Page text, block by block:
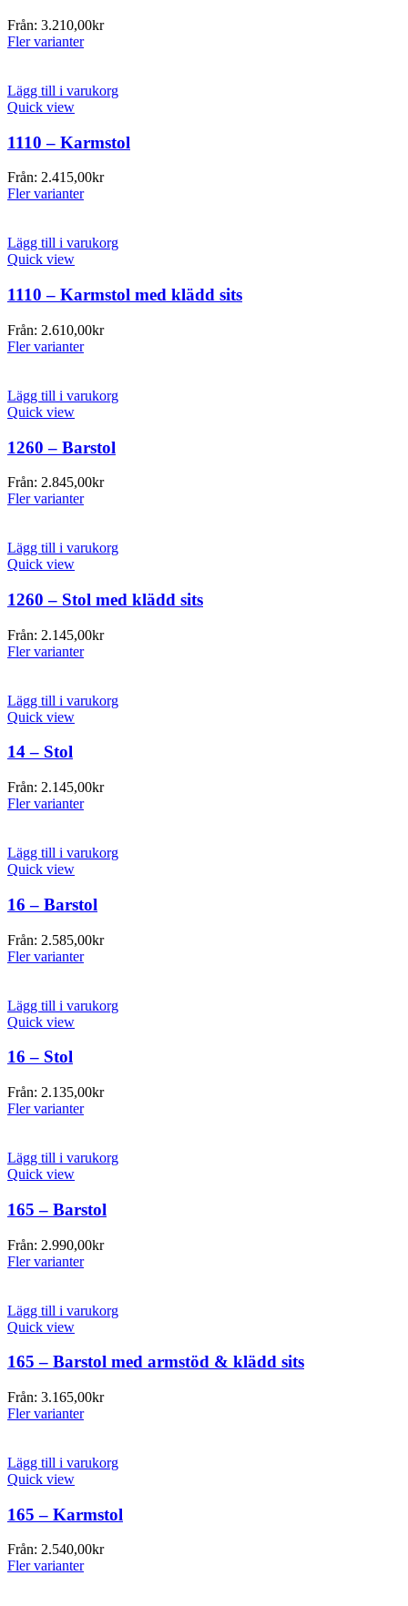
Från: 3.210,00kr
Fler varianter
Lägg till i varukorg
Quick view
1110 – Karmstol
Från: 2.415,00kr
Fler varianter
Lägg till i varukorg
Quick view
1110 – Karmstol med klädd sits
Från: 2.610,00kr
Fler varianter
Lägg till i varukorg
Quick view
1260 – Barstol
Från: 2.845,00kr
Fler varianter
Lägg till i varukorg
Quick view
1260 – Stol med klädd sits
Från: 2.145,00kr
Fler varianter
Lägg till i varukorg
Quick view
14 – Stol
Från: 2.145,00kr
Fler varianter
Lägg till i varukorg
Quick view
16 – Barstol
Från: 2.585,00kr
Fler varianter
Lägg till i varukorg
Quick view
16 – Stol
Från: 2.135,00kr
Fler varianter
Lägg till i varukorg
Quick view
165 – Barstol
Från: 2.990,00kr
Fler varianter
Lägg till i varukorg
Quick view
165 – Barstol med armstöd & klädd sits
Från: 3.165,00kr
Fler varianter
Lägg till i varukorg
Quick view
165 – Karmstol
Från: 2.540,00kr
Fler varianter